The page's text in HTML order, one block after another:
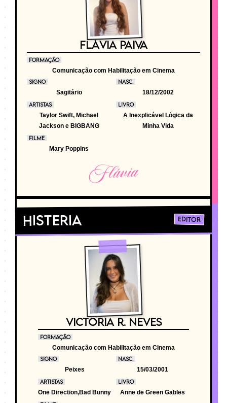
FLÁVIA PAIVA
FORMAÇÃO
Comunicação com Habilitação em Cinema
SIGNO
Sagitário
NASC.
18/12/2002
ARTISTAS
Taylor Swift, Michael
Jackson e BIGBANG
LIVRO
A Inexplicável Lógica da
Minha Vida
FILME
Mary Poppins
Flávia
Histeria Editor
VICTORIA R. NEVES
FORMAÇÃO
Comunicação com Habilitação em Cinema
SIGNO
Peixes
NASC.
15/03/2001
ARTISTAS
One Direction,Bad Bunny
LIVRO
Anne de Green Gables